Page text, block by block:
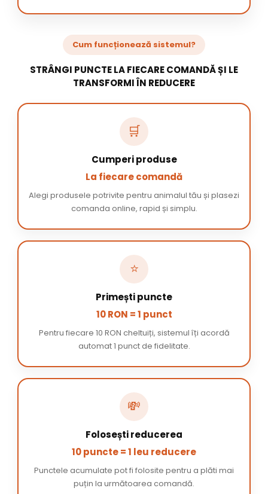
Cum funcționează sistemul?
STRÂNGI PUNCTE LA FIECARE COMANDĂ ȘI LE
TRANSFORMI ÎN REDUCERE
🛒
Cumperi produse
La fiecare comandă
Alegi produsele potrivite pentru animalul tău și plasezi
comanda online, rapid și simplu.
⭐
Primești puncte
10 RON = 1 punct
Pentru fiecare 10 RON cheltuiți, sistemul îți acordă
automat 1 punct de fidelitate.
💸
Folosești reducerea
10 puncte = 1 leu reducere
Punctele acumulate pot fi folosite pentru a plăti mai
puțin la următoarea comandă.